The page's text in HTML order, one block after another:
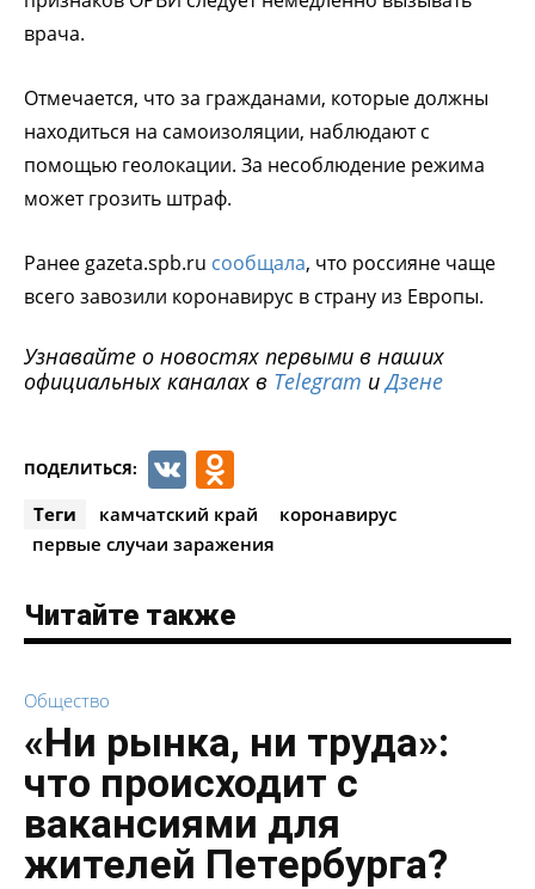
врача.
Отмечается, что за гражданами, которые должны
находиться на самоизоляции, наблюдают с
помощью геолокации. За несоблюдение режима
может грозить штраф.
Ранее gazeta.spb.ru сообщала, что россияне чаще
всего завозили коронавирус в страну из Европы.
Узнавайте о новостях первыми в наших
официальных каналах в Telegram иДзене
ПОДЕЛИТЬСЯ: VK
Теги камчатский край
коронавирус
первые случаи заражения
Читайте также
Общество
«Ни рынка, ни труда»:
что происходит с
вакансиями для
жителей Петербурга?